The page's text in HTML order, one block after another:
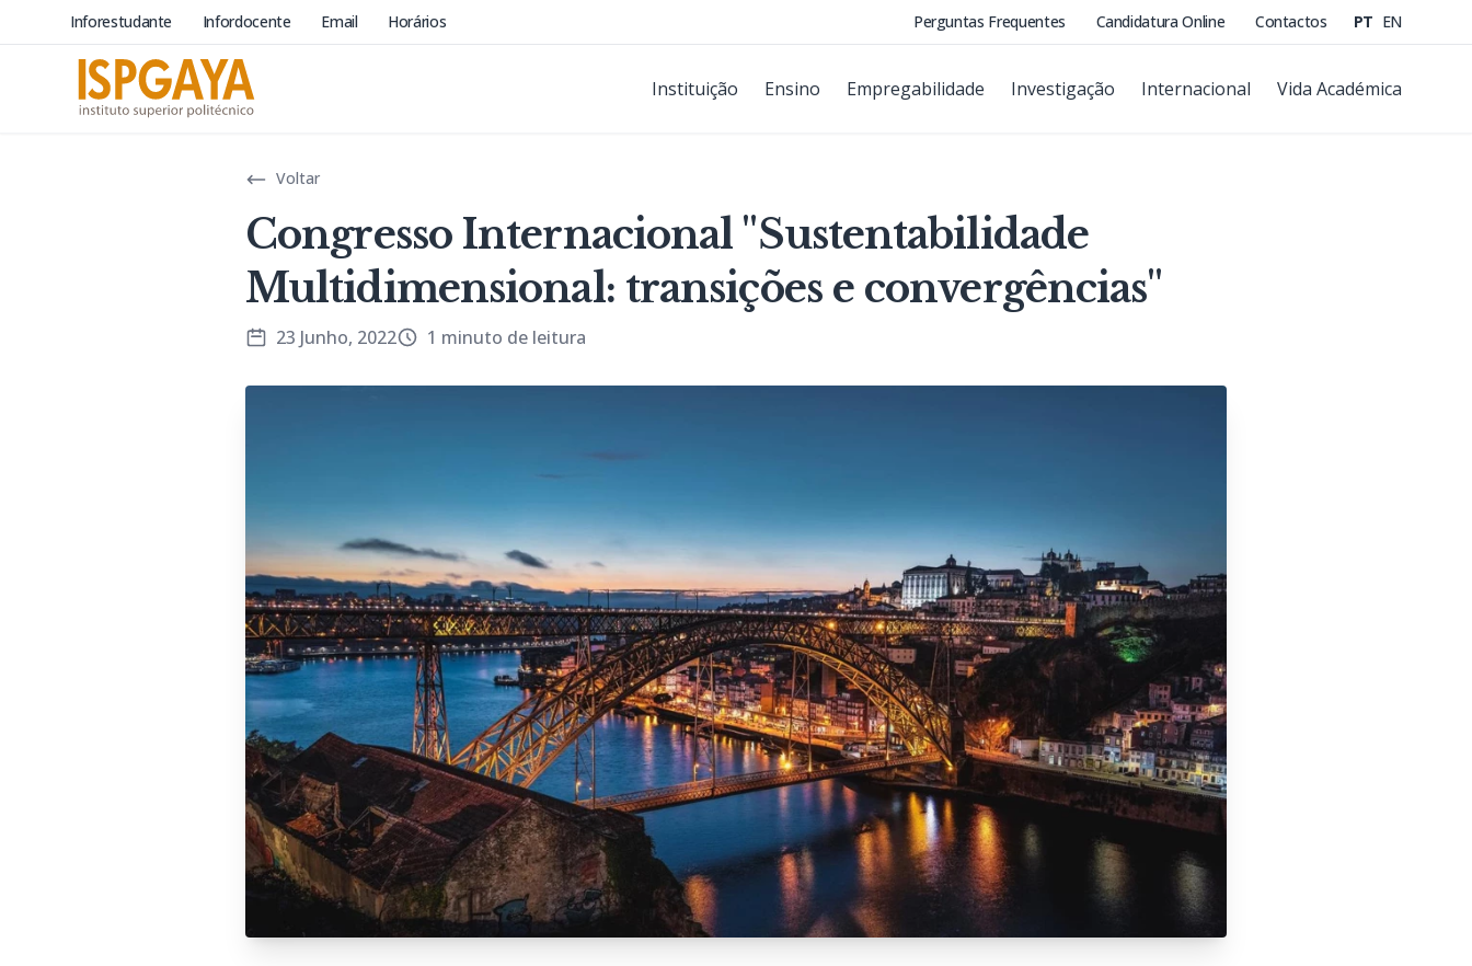
Inforestudante Infordocente Email Horários Perguntas Frequentes Candidatura Online Contactos PT EN
Instituição Ensino Empregabilidade Investigação Internacional Vida Académica
Voltar
Congresso Internacional "Sustentabilidade
Multidimensional: transições e convergências"
23 Junho, 2022 1 minuto de leitura